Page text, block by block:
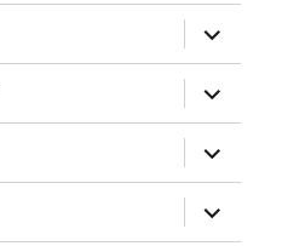
anzeigen
anzeigen
anzeigen
anzeigen